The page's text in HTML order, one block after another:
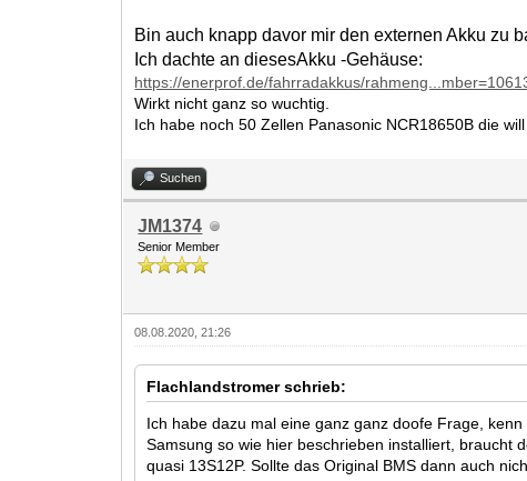
Bin auch knapp davor mir den externen Akku zu
Ich dachte an diesesAkku -Gehäuse:
https://enerprof.de/fahrradakkus/
Wirkt nicht ganz so wuchtig.
Ich habe noch 50 Zellen Panasonic NCR18650B die will
Suchen
JM1374
Senior Member
08.08.2020, 21:26
Flachlandstromer schrieb:
Ich habe dazu mal eine ganz ganz doofe Frage,
Samsung so wie hier beschrieben installiert, braucht
quasi 13S12P. Sollte das Original BMS dann auch